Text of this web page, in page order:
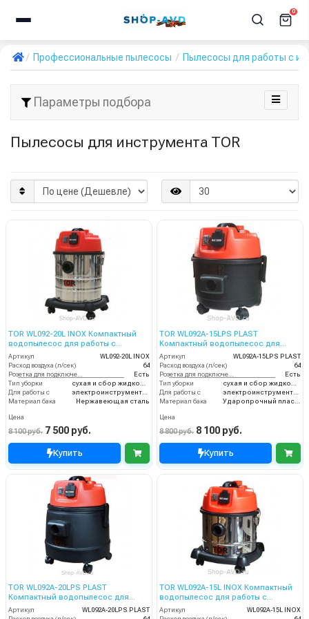
0
Профессиональные пылесосы Пылесосы для работы с
Параметры подбора
Пылесосы для инструмента TOR
TOR WL092-20L INOX Компактный
водопылесос для работы с
электроинструментом
Артикул
WL092-20L INOX
Расход воздуха (л/сек)
64
Есть
Тип уборки
Для работы с
Материал бака
Нержавеющая сталь
Цена
8 100 руб. 7 500 руб.
Купить
TOR WL092A-15LPS PLAST
Компактный водопылесос для
работы с электроинструментом
Артикул
WL092A-15LPS PLAST
Расход воздуха (л/сек)
64
Есть
Тип уборки
Для работы с
Материал бака
Цена
8 800 руб. 8 100 руб.
Купить
TOR WL092A-20LPS PLAST
Компактный водопылесос для
работы с электроинструментом
Артикул
WL092A-20LPS PLAST
TOR WL092A-15L INOX Компактный
водопылесос для работы с
электроинструментом
Артикул
WL092A-15L INOX